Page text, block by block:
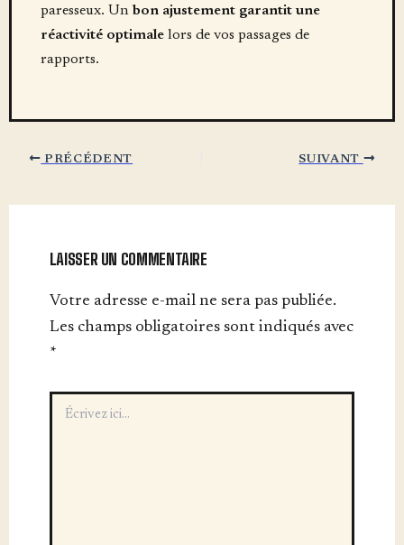
paresseux. Un bon ajustement garantit une
réactivité optimalelors de vos passages de
rapports.
PRÉCÉDENT SUIVANT
LAISSER UN COMMENTAIRE
Votre adresse e-mail ne sera pas publiée.
Les champs obligatoires sont indiqués avec
*
ici…